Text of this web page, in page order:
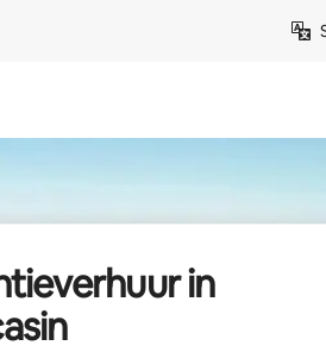
in